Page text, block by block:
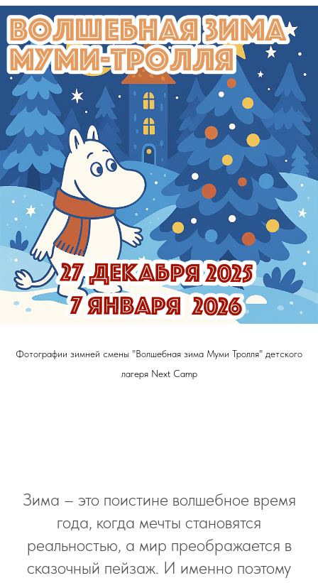
Фотографии зимней смены "Волшебная зима Муми Тролля" детского
лагеря Next Camp
Зима – это поистине волшебное время
года, когда мечты становятся
реальностью, а мир преображается в
сказочный пейзаж. И именно поэтому